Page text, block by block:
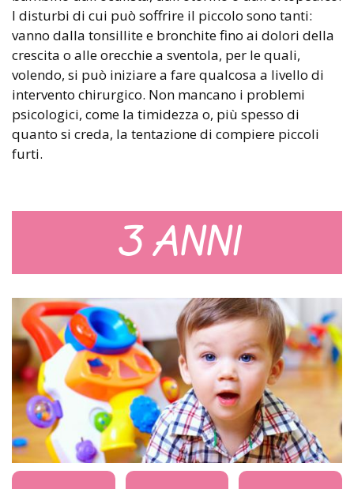
I disturbi di cui può soffrire il piccolo sono tanti:
vanno dalla tonsillite e bronchite fino ai dolori della
crescita o alle orecchie a sventola, per le quali,
volendo, si può iniziare a fare qualcosa a livello di
intervento chirurgico. Non mancano i problemi
psicologici, come la timidezza o, più spesso di
quanto si creda, la tentazione di compiere piccoli
furti.
3 ANNI